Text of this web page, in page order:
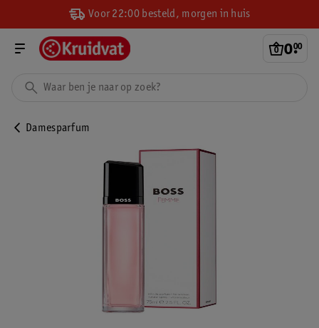
Voor 22:00 besteld, morgen in huis
0.
00
Damesparfum